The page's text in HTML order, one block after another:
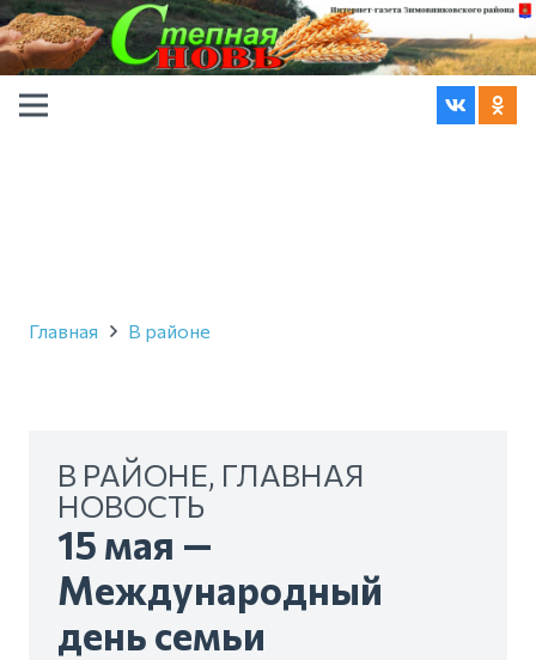
Главная В районе
В РАЙОНЕ, ГЛАВНАЯ
НОВОСТЬ
15 мая —
Международный
день семьи